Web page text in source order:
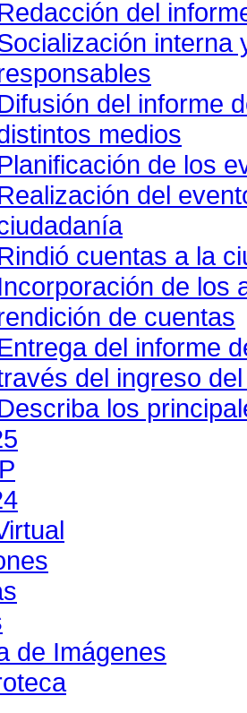
del
interna
del informe
medios
de los
del
cuentas a la
de los
de cuentas
del informe
del ingreso
los
de Imágenes